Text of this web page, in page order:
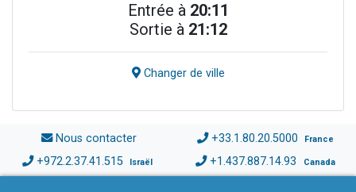
Entrée à 20:11
Sortie à 21:12
Changer de ville
Nous contacter +33.1.80.20.5000 France
+972.2.37.41.515 Israël +1.437.887.14.93 Canada